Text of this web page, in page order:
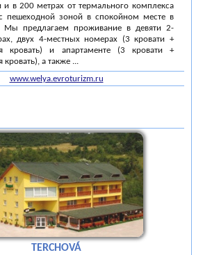
в 200 метрах от термального комплекса
пешеходной зоной в спокойном месте в
Мы предлагаем проживание в девяти 2-
двух 4-местных номерах (3 кровати +
кровать) и апартаменте (3 кровати +
а также ...
www.welya.evroturizm.ru
TERCHOVÁ